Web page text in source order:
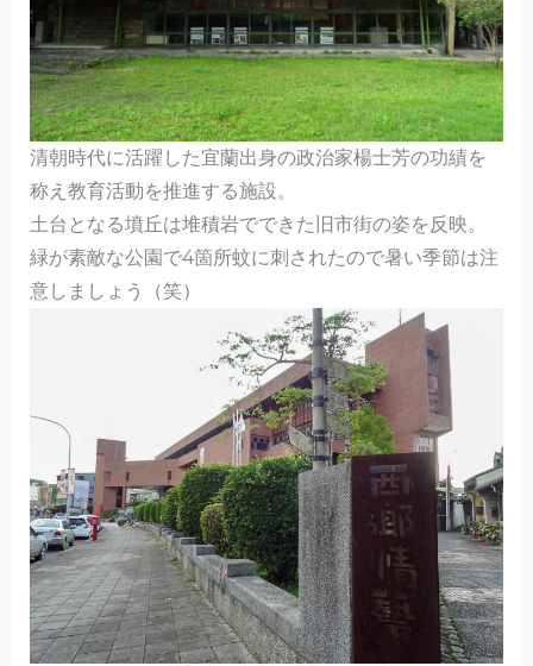
清朝時代に活躍した宜蘭出身の政治家楊士芳の功績を
称え教育活動を推進する施設。
土台となる墳丘は堆積岩でできた旧市街の姿を反映。
緑が素敵な公園で4箇所蚊に刺されたので暑い季節は注
意しましょう（笑）